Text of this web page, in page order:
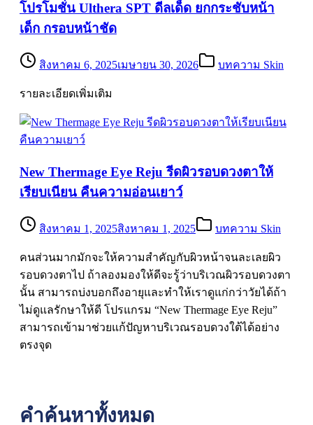
โปรโมชั่น Ulthera SPT ดีลเด็ด ยกกระชับหน้า
เด็ก กรอบหน้าชัด
สิงหาคม 6, 2025เมษายน 30, 2026 บทความ Skin
รายละเอียดเพิ่มเติม
New Thermage Eye Reju รีดผิวรอบดวงตาให้
เรียบเนียน คืนความอ่อนเยาว์
สิงหาคม 1, 2025สิงหาคม 1, 2025 บทความ Skin
คนส่วนมากมักจะให้ความสำคัญกับผิวหน้าจนละเลยผิว
รอบดวงตาไป ถ้าลองมองให้ดีจะรู้ว่าบริเวณผิวรอบดวงตา
นั้น สามารถบ่งบอกถึงอายุและทำให้เราดูแก่กว่าวัยได้ถ้า
ไม่ดูแลรักษาให้ดี โปรแกรม “New Thermage Eye Reju”
สามารถเข้ามาช่วยแก้ปัญหาบริเวณรอบดวงใต้ได้อย่าง
ตรงจุด
คำค้นหาทั้งหมด